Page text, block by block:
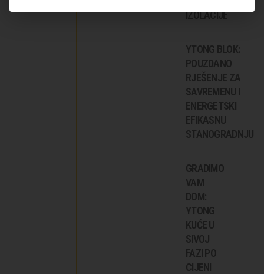
IZOLACIJE
YTONG BLOK:
POUZDANO
RJEŠENJE ZA
SAVREMENU I
ENERGETSKI
EFIKASNU
STANOGRADNJU
GRADIMO
VAM
DOM:
YTONG
KUĆE U
SIVOJ
FAZI PO
CIJENI